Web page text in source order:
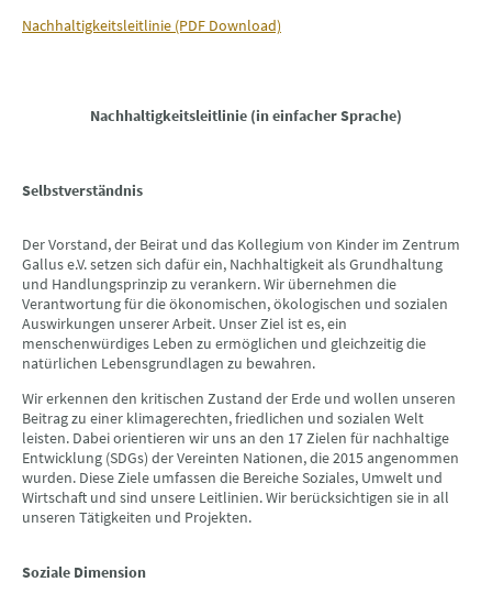
Nachhaltigkeitsleitlinie (PDF Download)
Nachhaltigkeitsleitlinie (in einfacher Sprache)
Selbstverständnis
Der Vorstand, der Beirat und das Kollegium von Kinder im Zentrum
Gallus e.V. setzen sich dafür ein, Nachhaltigkeit als Grundhaltung
und Handlungsprinzip zu verankern. Wir übernehmen die
Verantwortung für die ökonomischen, ökologischen und sozialen
Auswirkungen unserer Arbeit. Unser Ziel ist es, ein
menschenwürdiges Leben zu ermöglichen und gleichzeitig die
natürlichen Lebensgrundlagen zu bewahren.
Wir erkennen den kritischen Zustand der Erde und wollen unseren
Beitrag zu einer klimagerechten, friedlichen und sozialen Welt
leisten. Dabei orientieren wir uns an den 17 Zielen für nachhaltige
Entwicklung (SDGs) der Vereinten Nationen, die 2015 angenommen
wurden. Diese Ziele umfassen die Bereiche Soziales, Umwelt und
Wirtschaft und sind unsere Leitlinien. Wir berücksichtigen sie in all
unseren Tätigkeiten und Projekten.
Soziale Dimension